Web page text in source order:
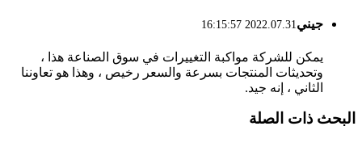
جيني2022.07.31 16:15:57
يمكن للشركة مواكبة التغييرات في سوق الصناعة هذا ،
وتحديثات المنتجات بسرعة والسعر رخيص ، وهذا هو تعاوننا
الثاني ، إنه جيد.
البحث ذات الصلة